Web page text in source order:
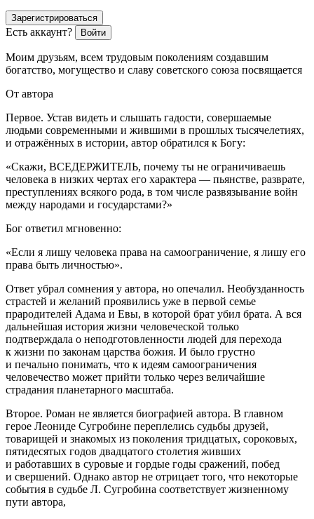
Зарегистрироваться
Есть аккаунт? Войти
Моим друзьям, всем трудовым поколениям создавшим
богатство, могущество и славу советского союза посвящается
От автора
Первое. Устав видеть и слышать гадости, совершаемые
людьми современными и жившими в прошлых тысячелетиях,
и отражённых в истории, автор обратился к Богу:
«Скажи, ВСЕДЕРЖИТЕЛЬ, почему ты не ограничиваешь
человека в низких чертах его характера — пьянстве, разврате,
преступлениях всякого рода, в том числе развязывание войн
между народами и государстами?»
Бог ответил мгновенно:
«Если я лишу человека права на самоограничение, я лишу его
права быть личностью».
Ответ убрал сомнения у автора, но опечалил. Необузданность
страстей и желаний проявились уже в первой семье
прародителей Адама и Евы, в которой брат убил брата. А вся
дальнейшая история жизни человеческой только
подтверждала о неподготовленности людей для перехода
к жизни по законам царства божия. И было грустно
и печально понимать, что к идеям самоограничения
человечество может прийти только через величайшие
страдания планетарного масштаба.
Второе. Роман не является биографией автора. В главном
герое Леониде Сугробине переплелись судьбы друзей,
товарищей и знакомых из поколения тридцатых, сороковых,
пятидесятых годов двадцатого столетия живших
и работавших в суровые и гордые годы сражений, побед
и свершений. Однако автор не отрицает того, что некоторые
события в судьбе Л. Сугробина соответствует жизненному
пути автора,